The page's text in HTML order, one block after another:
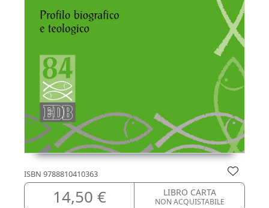
ISBN 9788810410363
14,50 € LIBRO CARTA
NON ACQUISTABILE